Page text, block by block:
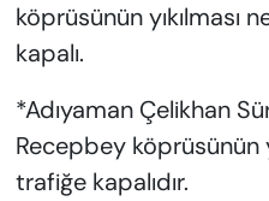
köprüsünün yıkılması
kapalı.
*Adıyaman Çelikhan
Recepbey köprüsünün
trafiğe kapalıdır.